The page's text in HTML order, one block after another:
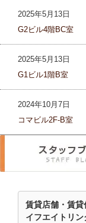
2025年5月13日
G2ビル4階BC室
2025年5月13日
G1ビル1階B室
2024年10月7日
コマビル2F-B室
賃貸店舗・賃
イフエイトリン